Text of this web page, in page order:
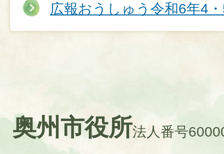
広報おうしゅう令和6年4
奥州市役所法人番号